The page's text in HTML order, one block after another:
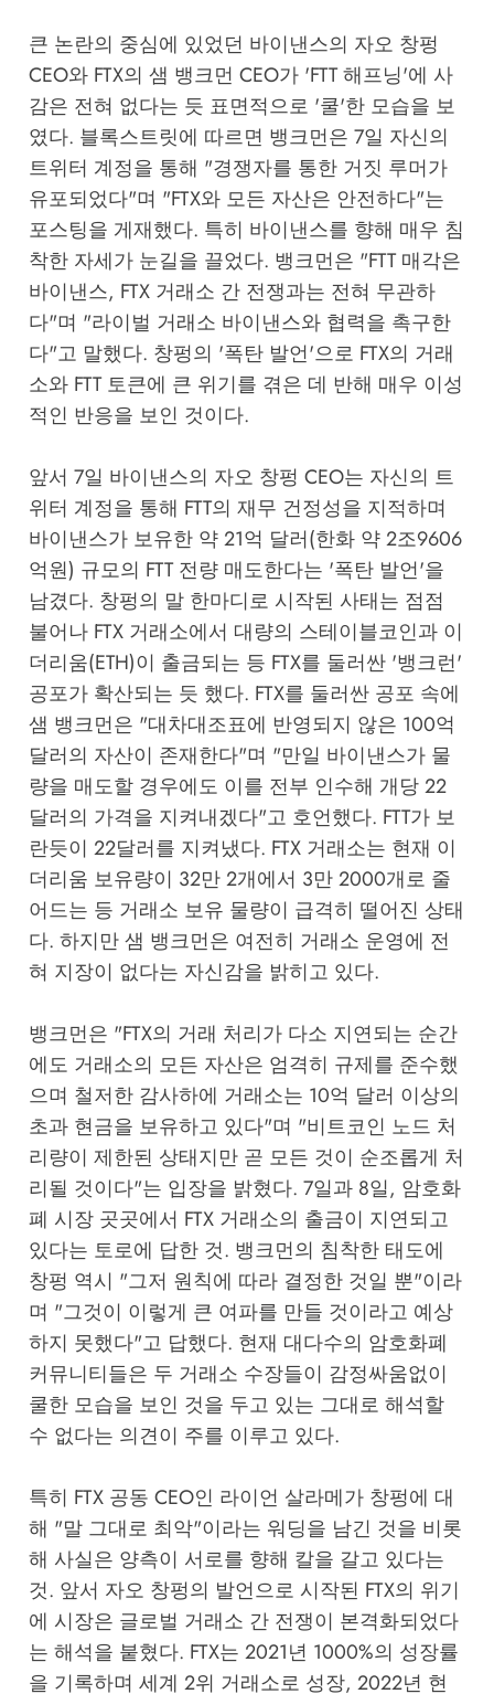
큰 논란의 중심에 있었던 바이낸스의 자오 창펑
CEO와 FTX의 샘 뱅크먼 CEO가 'FTT 해프닝'에 사
감은 전혀 없다는 듯 표면적으로 '쿨'한 모습을 보
였다. 블록스트릿에 따르면 뱅크먼은 7일 자신의
트위터 계정을 통해 "경쟁자를 통한 거짓 루머가
유포되었다"며 "FTX와 모든 자산은 안전하다"는
포스팅을 게재했다. 특히 바이낸스를 향해 매우 침
착한 자세가 눈길을 끌었다. 뱅크먼은 "FTT 매각은
바이낸스, FTX 거래소 간 전쟁과는 전혀 무관하
다"며 "라이벌 거래소 바이낸스와 협력을 촉구한
다"고 말했다. 창펑의 '폭탄 발언'으로 FTX의 거래
소와 FTT 토큰에 큰 위기를 겪은 데 반해 매우 이성
적인 반응을 보인 것이다.
앞서 7일 바이낸스의 자오 창펑 CEO는 자신의 트
위터 계정을 통해 FTT의 재무 건정성을 지적하며
바이낸스가 보유한 약 21억 달러(한화 약 2조9606
억원) 규모의 FTT 전량 매도한다는 '폭탄 발언'을
남겼다. 창펑의 말 한마디로 시작된 사태는 점점
불어나 FTX 거래소에서 대량의 스테이블코인과 이
더리움(ETH)이 출금되는 등 FTX를 둘러싼 '뱅크런'
공포가 확산되는 듯 했다. FTX를 둘러싼 공포 속에
샘 뱅크먼은 "대차대조표에 반영되지 않은 100억
달러의 자산이 존재한다"며 "만일 바이낸스가 물
량을 매도할 경우에도 이를 전부 인수해 개당 22
달러의 가격을 지켜내겠다"고 호언했다. FTT가 보
란듯이 22달러를 지켜냈다. FTX 거래소는 현재 이
더리움 보유량이 32만 2개에서 3만 2000개로 줄
어드는 등 거래소 보유 물량이 급격히 떨어진 상태
다. 하지만 샘 뱅크먼은 여전히 거래소 운영에 전
혀 지장이 없다는 자신감을 밝히고 있다.
뱅크먼은 "FTX의 거래 처리가 다소 지연되는 순간
에도 거래소의 모든 자산은 엄격히 규제를 준수했
으며 철저한 감사하에 거래소는 10억 달러 이상의
초과 현금을 보유하고 있다"며 "비트코인 노드 처
리량이 제한된 상태지만 곧 모든 것이 순조롭게 처
리될 것이다"는 입장을 밝혔다. 7일과 8일, 암호화
폐 시장 곳곳에서 FTX 거래소의 출금이 지연되고
있다는 토로에 답한 것. 뱅크먼의 침착한 태도에
창펑 역시 "그저 원칙에 따라 결정한 것일 뿐"이라
며 "그것이 이렇게 큰 여파를 만들 것이라고 예상
하지 못했다"고 답했다. 현재 대다수의 암호화폐
커뮤니티들은 두 거래소 수장들이 감정싸움없이
쿨한 모습을 보인 것을 두고 있는 그대로 해석할
수 없다는 의견이 주를 이루고 있다.
특히 FTX 공동 CEO인 라이언 살라메가 창펑에 대
해 "말 그대로 최악"이라는 워딩을 남긴 것을 비롯
해 사실은 양측이 서로를 향해 칼을 갈고 있다는
것. 앞서 자오 창펑의 발언으로 시작된 FTX의 위기
에 시장은 글로벌 거래소 간 전쟁이 본격화되었다
는 해석을 붙혔다. FTX는 2021년 1000%의 성장률
을 기록하며 세계 2위 거래소로 성장, 2022년 현